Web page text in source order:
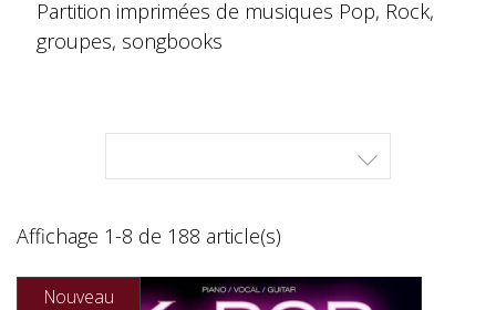
Partition imprimées de musiques Pop, Rock,
groupes, songbooks

Affichage 1-8 de 188 article(s)
Nouveau